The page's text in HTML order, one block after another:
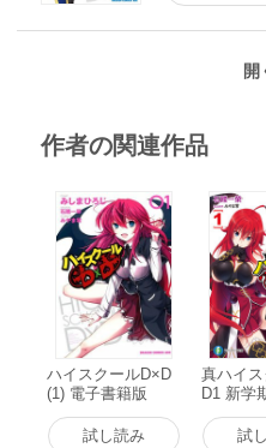
作者の関連作品
ハイスクールD×D
(1) 電子書籍版
試し読み
真ハイ
D1 新学
シュ・
子書籍版
試